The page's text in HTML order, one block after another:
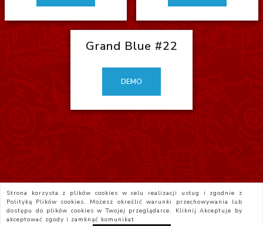
Grand Blue #22
DEMO
Strona korzysta z plików cookies w celu realizacji usług i zgodnie z
Polityką Plików cookies. Możesz określić warunki przechowywania lub
dostępu do plików cookies w Twojej przeglądarce. KliknijAkceptuje by
akceptować zgody i zamknąć komunikat